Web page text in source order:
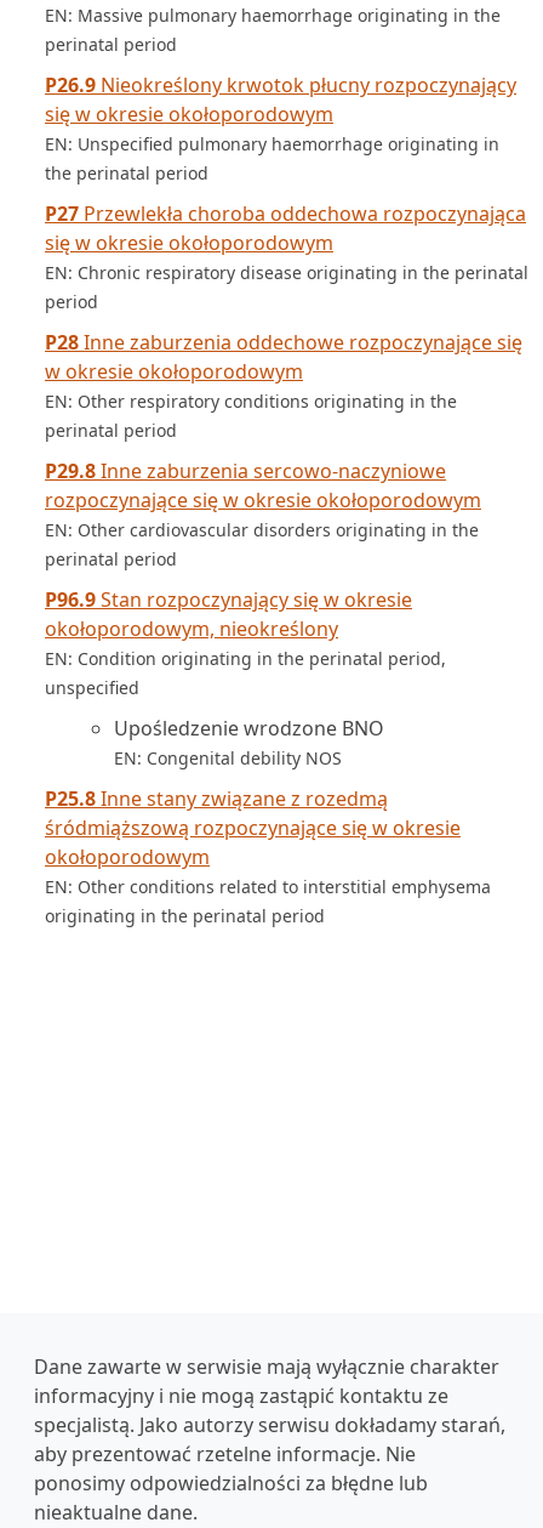
EN: Massive pulmonary haemorrhage originating in the
perinatal period
P26.9 Nieokreślony krwotok płucny rozpoczynający
się w okresie okołoporodowym
EN: Unspecified pulmonary haemorrhage originating in
the perinatal period
P27 Przewlekła choroba oddechowa rozpoczynająca
się w okresie okołoporodowym
EN: Chronic respiratory disease originating in the perinatal
period
P28Inne zaburzenia oddechowe rozpoczynające się
w okresie okołoporodowym
EN: Other respiratory conditions originating in the
perinatal period
P29.8Inne zaburzenia sercowo-naczyniowe
rozpoczynające się w okresie okołoporodowym
EN: Other cardiovascular disorders originating in the
perinatal period
P96.9Stan rozpoczynający się w okresie
okołoporodowym, nieokreślony
EN: Condition originating in the perinatal period,
unspecified
Upośledzenie wrodzone BNO
EN: Congenital debility NOS
P25.8Inne stany związane z rozedmą
śródmiąższową rozpoczynające się w okresie
okołoporodowym
EN: Other conditions related to interstitial emphysema
originating in the perinatal period
Dane zawarte w serwisie mają wyłącznie charakter
informacyjny i nie mogą zastąpić kontaktu ze
specjalistą. Jako autorzy serwisu dokładamy starań,
aby prezentować rzetelne informacje. Nie
ponosimy odpowiedzialności za błędne lub
nieaktualne dane.